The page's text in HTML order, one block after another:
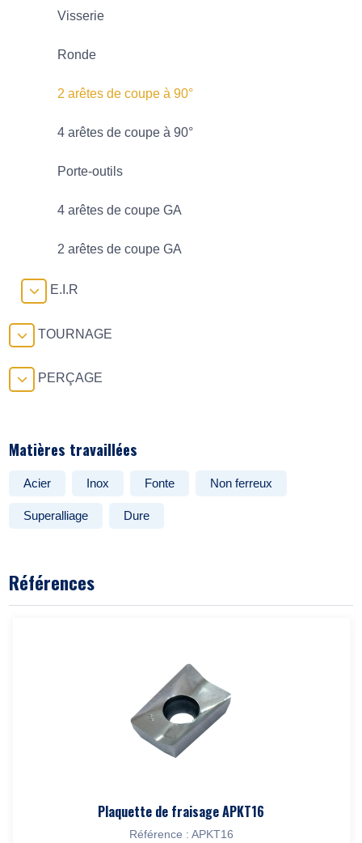
Visserie
Ronde
2 arêtes de coupe à 90°
4 arêtes de coupe à 90°
Porte-outils
4 arêtes de coupe GA
2 arêtes de coupe GA
E.I.R
TOURNAGE
PERÇAGE
Matières travaillées
Acier Inox Fonte Non ferreux
Superalliage Dure
Références
Plaquette de fraisage APKT16
Référence : APKT16